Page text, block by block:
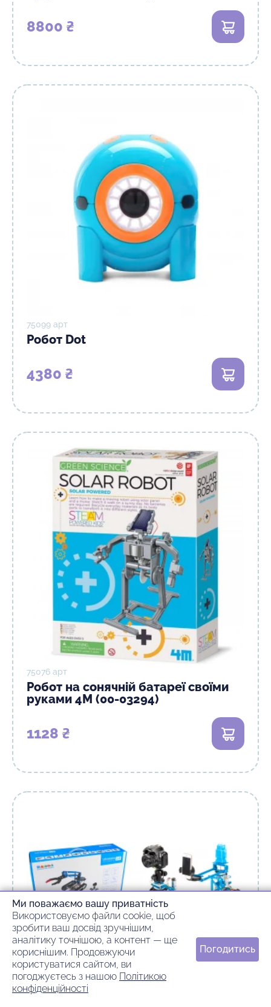
8800 ₴
75099 арт
Робот Dot
4380 ₴
75076 арт
Робот на сонячній батареї своїми
руками 4M (00-03294)
1128 ₴
Ми поважаємо вашу приватність
Використовуємо файли cookie, щоб
зробити ваш досвід зручнішим,
аналітику точнішою, а контент — ще
кориснішим. Продовжуючи
користуватися сайтом, ви
погоджуєтесь з нашою Політикою
конфіденційності
Погодитись